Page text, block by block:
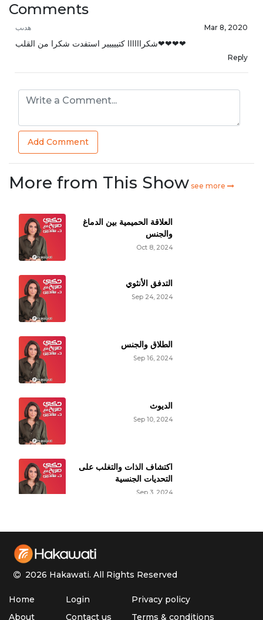
Comments
هدىب Mar 8, 2020
شكراااااا كتييييير استفدت شكرا من القلب❤❤❤❤
Reply
Add Comment
More from This Show see more
العلاقة الحميمية بين الدماغ
والجنس
Oct 8, 2024
التدفق الأنثوي
Sep 24, 2024
الطلاق والجنس
Sep 16, 2024
الديوث
Sep 10, 2024
اكتشاف الذات والتغلب على
التحديات الجنسية
Sep 3, 2024
الوظيفة الجنسية
Aug 20, 2024
2026 Hakawati. All Rights Reserved
Home
About
Login
Contact us
Privacy policy
Terms & conditions